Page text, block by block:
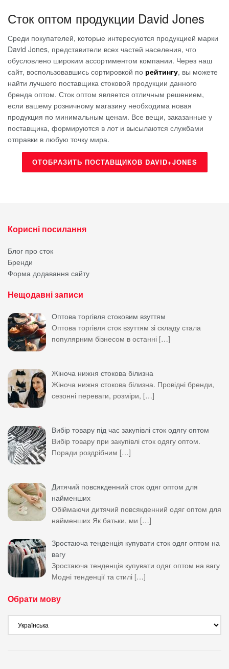
Сток оптом продукции David Jones
Среди покупателей, которые интересуются продукцией марки
David Jones, представители всех частей населения, что
обусловлено широким ассортиментом компании. Через наш
сайт, воспользовавшись сортировкой по рейтингу, вы можете
найти лучшего поставщика стоковой продукции данного
бренда оптом. Сток оптом является отличным решением,
если вашему розничному магазину необходима новая
продукция по минимальным ценам. Все вещи, заказанные у
поставщика, формируются в лот и высылаются службами
отправки в любую точку мира.
ОТОБРАЗИТЬ ПОСТАВЩИКОВ DAVID+JONES
Корисні посилання
Блог про сток
Бренди
Форма додавання сайту
Нещодавні записи
Оптова торгівля стоковим взуттям
Оптова торгівля сток взуттям зі складу стала
популярним бізнесом в останні […]
Жіноча нижня стокова білизна
Жіноча нижня стокова білизна. Провідні бренди,
сезонні переваги, розміри, […]
Вибір товару під час закупівлі сток одягу оптом
Вибір товару при закупівлі сток одягу оптом.
Поради роздрібним […]
Дитячий повсякденний сток одяг оптом для
найменших
Обіймаючи дитячий повсякденний одяг оптом для
найменших Як батьки, ми […]
Зростаюча тенденція купувати сток одяг оптом на
вагу
Зростаюча тенденція купувати одяг оптом на вагу
Модні тенденції та стилі […]
Обрати мову
мову